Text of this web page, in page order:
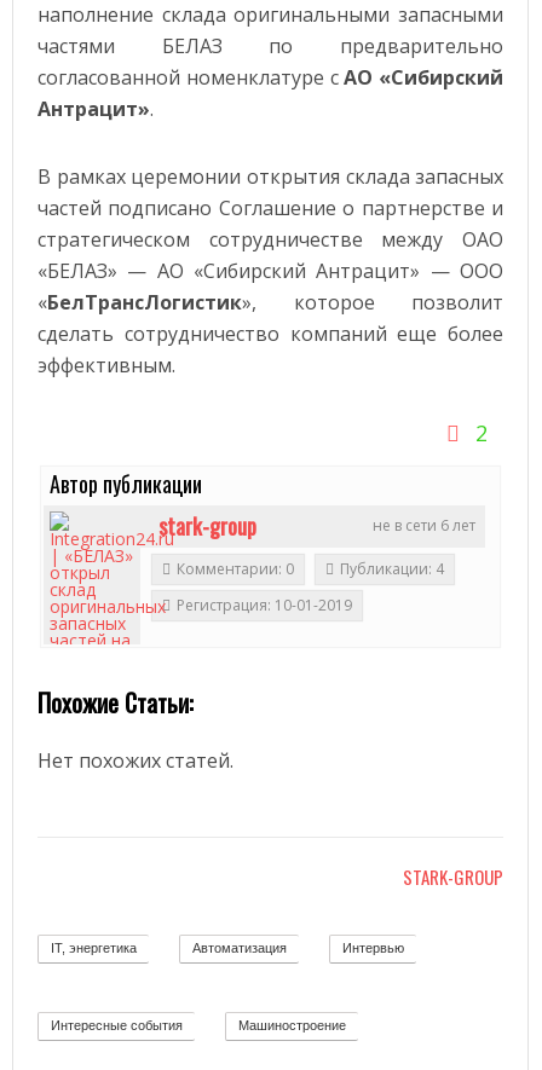
наполнение склада оригинальными запасными
частями БЕЛАЗ по предварительно
согласованной номенклатуре сАО «Сибирский
Антрацит».
В рамках церемонии открытия склада запасных
частей подписано Соглашение о партнерстве и
стратегическом сотрудничестве между ОАО
«БЕЛАЗ» — АО «Сибирский Антрацит» — ООО
«БелТрансЛогистик», которое позволит
сделать сотрудничество компаний еще более
эффективным.
2
Автор публикации
не в сети 6 лет
stark-group
2
Комментарии: 0
Публикации: 4
Регистрация: 10-01-2019
Похожие Статьи:
Нет похожих статей.
STARK-GROUP
IT, энергетика Автоматизация Интервью
Интересные события Машиностроение